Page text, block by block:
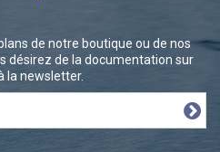
de notre boutique ou de nos
désirez de la documentation sur
la newsletter.